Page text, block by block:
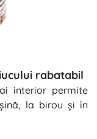
rabatabil
interior permite
la birou și în